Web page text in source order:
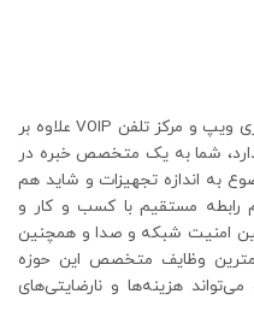
به یاد داشته باشید در نصب و راه‌ اندازی ویپ و مرکز تلفن VOIP علاوه بر
شما به یک متخصص خبره در
به اندازه تجهیزات و شاید هم
مستقیم با کسب و کار و
امنیت شبکه و صدا و همچنین
وظایف متخصص این حوزه
هزینه‌ها و نارضایتی‌های